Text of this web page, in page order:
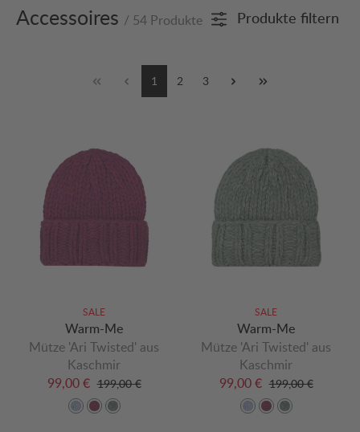
Accessoires / 54 Produkte Produkte filtern
1 2 3
SALE
Warm-Me
Mütze 'Ari Twisted' aus
Kaschmir
99,00 € 199,00 €
SALE
Warm-Me
Mütze 'Ari Twisted' aus
Kaschmir
99,00 € 199,00 €